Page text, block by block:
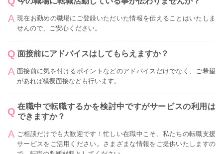
現在お勤めの職場にご登録いただいた情報を伝えることはいたしま
せんので、ご安心ください。
面接前にアドバイスはしてもらえますか？
面接前に気を付けるポイントなどのアドバイスだけでなく、ご希望
があれば模擬面接なども行います。
在職中で転職するかを検討中ですがサービスの利用は
できますか？
ご相談だけでも大歓迎です！忙しい在職中こそ、私たちの転職支援
サービスをご活用ください。さまざまな情報をご提供いたしますの